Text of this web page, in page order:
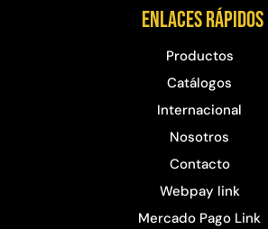
Enlaces rápidos
Productos
Catálogos
Internacional
Nosotros
Contacto
Webpay link
Mercado Pago Link